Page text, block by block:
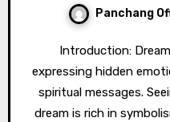
Panchang
Introduction: Dreams are the mind’s way of
expressing hidden
spiritual messages.
dream is rich in